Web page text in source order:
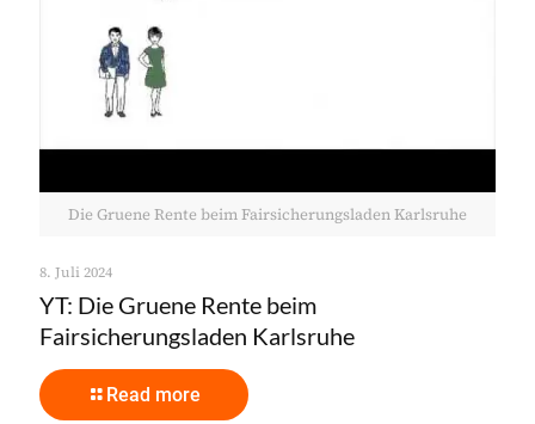
Die Gruene Rente beim Fairsicherungsladen Karlsruhe
8. Juli 2024
YT: Die Gruene Rente beim
Fairsicherungsladen Karlsruhe
Read more